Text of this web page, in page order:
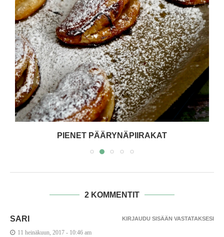
PIENET PÄÄRYNÄPIIRAKAT
2 KOMMENTIT
SARI
11 heinäkuun, 2017 - 10:46 am
KIRJAUDU SISÄÄN VASTATAKSESI